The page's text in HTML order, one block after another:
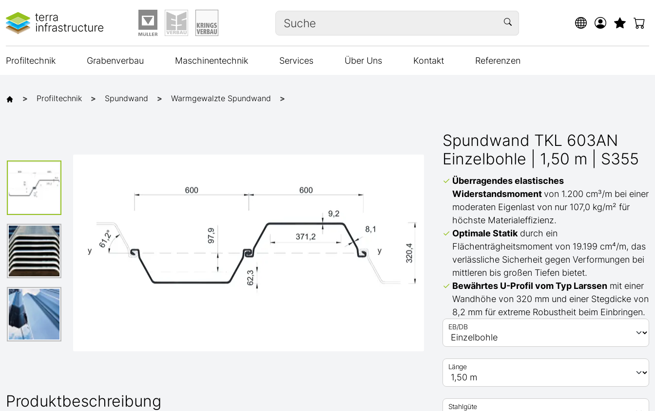
Suche
Profiltechnik Grabenverbau Maschinentechnik Services Über Uns Kontakt Referenzen
Profiltechnik Spundwand Warmgewalzte Spundwand
Produktbeschreibung
Spundwand TKL 603AN
Einzelbohle | 1,50 m | S355
Überragendes elastisches
Widerstandsmomentvon 1.200 cm³/m bei einer
moderaten Eigenlast von nur 107,0 kg/m² für
höchste Materialeffizienz.
Optimale Statik durch ein
Flächenträgheitsmoment von 19.199 cm⁴/m, das
verlässliche Sicherheit gegen Verformungen bei
mittleren bis großen Tiefen bietet.
Bewährtes U-Profil vom Typ Larssen mit einer
Wandhöhe von 320 mm und einer Stegdicke von
8,2 mm für extreme Robustheit beim Einbringen.
EB/DB
Länge
Stahlgüte